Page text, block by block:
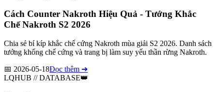
Cách Counter Nakroth Hiệu Quả - Tướng Khắc
Chế Nakroth S2 2026
Chia sẻ bí kíp khắc chế cứng Nakroth mùa giải S2 2026. Danh sách
tướng khống chế cứng và trang bị làm suy yếu thần rừng Nakroth.
📅 2026-05-18Đọc thêm ➔
LQHUB // DATABASE👑